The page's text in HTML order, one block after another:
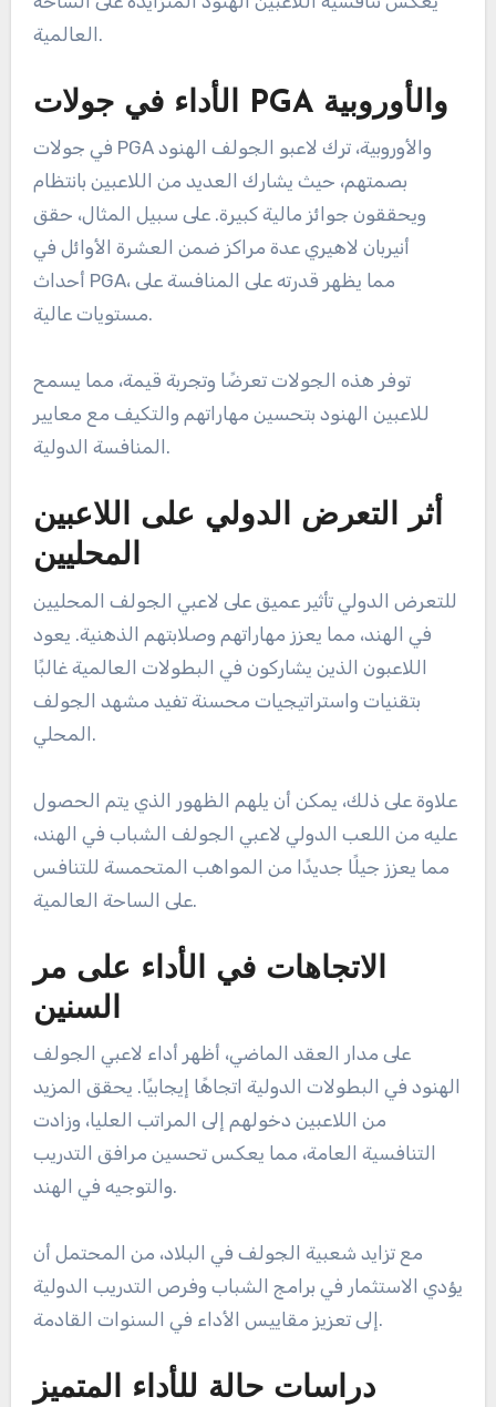
العالمية.
الأداء في جولات PGA والأوروبية
في جولات PGA والأوروبية، ترك لاعبو الجولف الهنود
بصمتهم، حيث يشارك العديد من اللاعبين بانتظام
ويحققون جوائز مالية كبيرة. على سبيل المثال، حقق
أنيربان لاهيري عدة مراكز ضمن العشرة الأوائل في
أحداث PGA، مما يظهر قدرته على المنافسة على
مستويات عالية.
توفر هذه الجولات تعرضًا وتجربة قيمة، مما يسمح
للاعبين الهنود بتحسين مهاراتهم والتكيف مع معايير
المنافسة الدولية.
أثر التعرض الدولي على اللاعبين
المحليين
للتعرض الدولي تأثير عميق على لاعبي الجولف المحليين
في الهند، مما يعزز مهاراتهم وصلابتهم الذهنية. يعود
اللاعبون الذين يشاركون في البطولات العالمية غالبًا
بتقنيات واستراتيجيات محسنة تفيد مشهد الجولف
المحلي.
علاوة على ذلك، يمكن أن يلهم الظهور الذي يتم الحصول
عليه من اللعب الدولي لاعبي الجولف الشباب في الهند،
مما يعزز جيلًا جديدًا من المواهب المتحمسة للتنافس
على الساحة العالمية.
الاتجاهات في الأداء على مر
السنين
على مدار العقد الماضي، أظهر أداء لاعبي الجولف
الهنود في البطولات الدولية اتجاهًا إيجابيًا. يحقق المزيد
من اللاعبين دخولهم إلى المراتب العليا، وزادت
التنافسية العامة، مما يعكس تحسين مرافق التدريب
والتوجيه في الهند.
مع تزايد شعبية الجولف في البلاد، من المحتمل أن
يؤدي الاستثمار في برامج الشباب وفرص التدريب الدولية
إلى تعزيز مقاييس الأداء في السنوات القادمة.
دراسات حالة للأداء المتميز